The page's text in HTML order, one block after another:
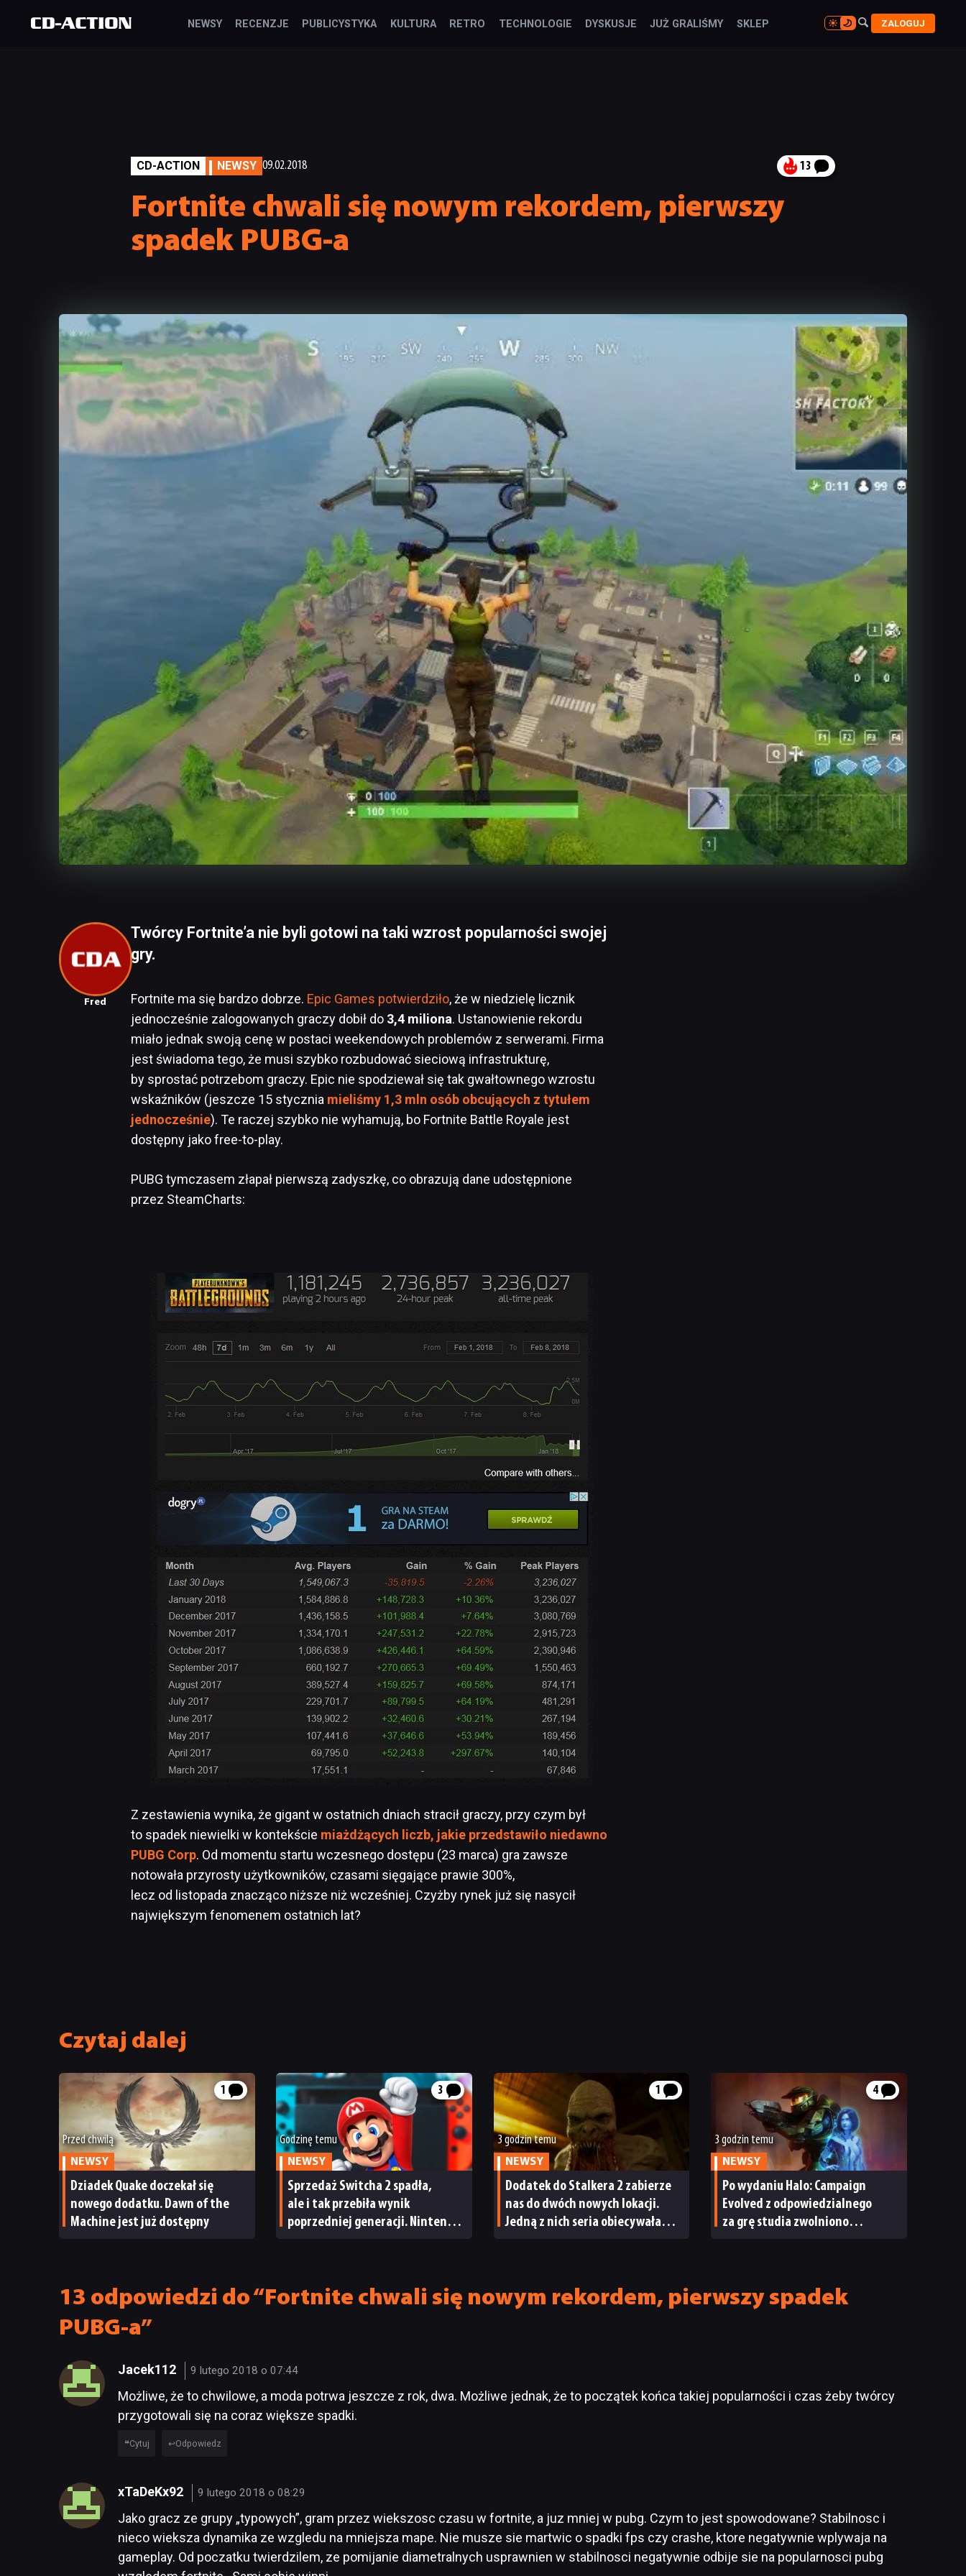
NEWSY RECENZJE PUBLICYSTYKA KULTURA RETRO TECHNOLOGIE DYSKUSJE JUŻ GRALIŚMY SKLEP 
 ZALOGUJ
CD-ACTION NEWSY 09.02.2018 13
Fortnite chwali się nowym rekordem, pierwszy
spadek PUBG-a
Fred
Twórcy Fortnite’a nie byli gotowi na taki wzrost popularności swojej
gry.
Fortnite ma się bardzo dobrze. Epic Games potwierdziło, że w niedzielę licznik
jednocześnie zalogowanych graczy dobił do 3,4 miliona. Ustanowienie rekordu
miało jednak swoją cenę w postaci weekendowych problemów z serwerami. Firma
jest świadoma tego, że musi szybko rozbudować sieciową infrastrukturę,
by sprostać potrzebom graczy. Epic nie spodziewał się tak gwałtownego wzrostu
wskaźników (jeszcze 15 stycznia mieliśmy 1,3 mln osób obcujących z tytułem
jednocześnie). Te raczej szybko nie wyhamują, bo Fortnite Battle Royale jest
dostępny jako free-to-play.
PUBG tymczasem złapał pierwszą zadyszkę, co obrazują dane udostępnione
przez SteamCharts:
Z zestawienia wynika, że gigant w ostatnich dniach stracił graczy, przy czym był
to spadek niewielki w kontekście miażdżących liczb, jakie przedstawiło niedawno
PUBG Corp. Od momentu startu wczesnego dostępu (23 marca) gra zawsze
notowała przyrosty użytkowników, czasami sięgające prawie 300%,
lecz od listopada znacząco niższe niż wcześniej. Czyżby rynek już się nasycił
największym fenomenem ostatnich lat?
Czytaj dalej
1
Przed chwilą
NEWSY
Dziadek Quake doczekał się
nowego dodatku. Dawn of the
Machine jest już dostępny
3
Godzinę temu
NEWSY
Sprzedaż Switcha 2 spadła,
ale i tak przebiła wynik
poprzedniej generacji. Nintendo
1
3 godzin temu
NEWSY
Dodatek do Stalkera 2 zabierze
nas do dwóch nowych lokacji.
Jedną z nich seria obiecywała
4
3 godzin temu
NEWSY
Po wydaniu Halo: Campaign
Evolved z odpowiedzialnego
za grę studia zwolniono
13 odpowiedzi do “Fortnite chwali się nowym rekordem, pierwszy spadek
PUBG-a”
Jacek112 9 lutego 2018 o 07:44
Możliwe, że to chwilowe, a moda potrwa jeszcze z rok, dwa. Możliwe jednak, że to początek końca takiej popularności i czas żeby twórcy
przygotowali się na coraz większe spadki.
Cytuj Odpowiedz
xTaDeKx92 9 lutego 2018 o 08:29
Jako gracz ze grupy „typowych”, gram przez wiekszosc czasu w fortnite, a juz mniej w pubg. Czym to jest spowodowane? Stabilnosc i
nieco wieksza dynamika ze wzgledu na mniejsza mape. Nie musze sie martwic o spadki fps czy crashe, ktore negatywnie wplywaja na
gameplay. Od poczatku twierdzilem, ze pomijanie diametralnych usprawnien w stabilnosci negatywnie odbije sie na popularnosci pubg